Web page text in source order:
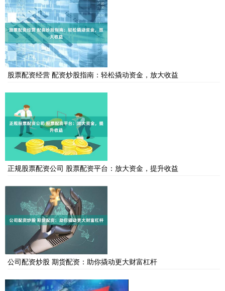
股票配资经营 配资炒股指南：轻松撬动资金，放大收益
正规股票配资公司 股票配资平台：放大资金，提升收益
公司配资炒股 期货配资：助你撬动更大财富杠杆